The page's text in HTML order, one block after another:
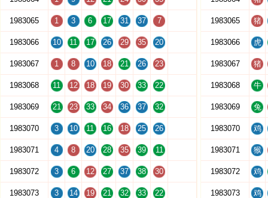
1983065 1 3 6 17 31 37 7
1983066 10 11 17 26 29 35 20
1983067 1 8 10 18 21 26 23
1983068 11 12 18 19 30 33 22
1983069 21 23 33 34 36 37 32
1983070 3 10 11 16 18 25 26
1983071 4 8 20 28 35 39 11
1983072 3 6 12 27 37 38 30
1983073 3 14 19 21 32 33 22
1983065 猪
1983066 虎
1983067 猪
1983068 牛
1983069 兔
1983070 鸡
1983071 猴
1983072 鸡
1983073 鸡